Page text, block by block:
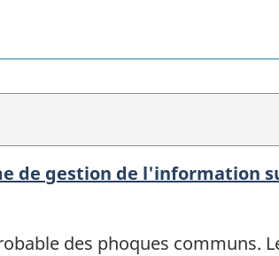
de gestion de l'information
des phoques communs.